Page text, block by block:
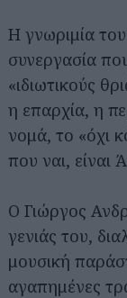
Η γνωριμία
συνεργασία
«ιδιωτικούς
η επαρχία, η
νομά, το «όχι
που ναι, είναι
Ο Γιώργος
γενιάς του,
μουσική
αγαπημένες